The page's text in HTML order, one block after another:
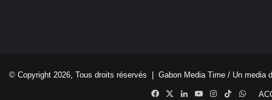
© Copyright 2026, Tous droits réservés | Gabon Media Time / Un media
Facebook
X LinkedinYouTubeInstagram
TikTok